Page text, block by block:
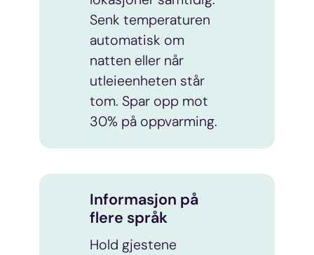
Senk temperaturen
automatisk om
natten eller når
utleieenheten står
tom. Spar opp mot
30% på oppvarming.
Informasjon på
flere språk
Hold gjestene